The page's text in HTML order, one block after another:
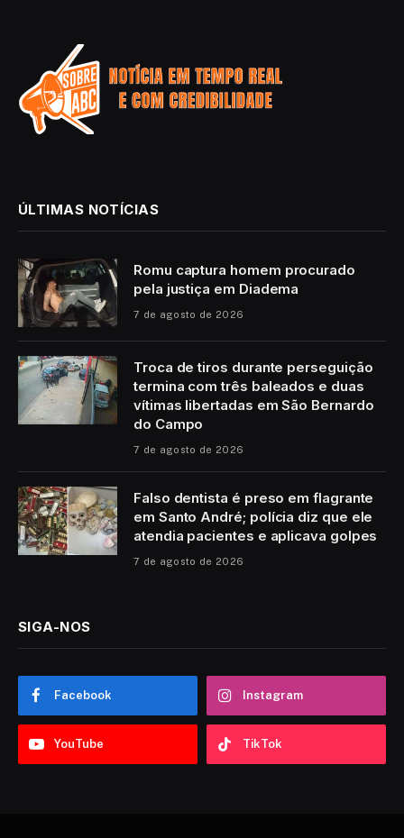
ÚLTIMAS NOTÍCIAS
Romu captura homem procurado
pela justiça em Diadema
7 de agosto de 2026
Troca de tiros durante perseguição
termina com três baleados e duas
vítimas libertadas em São Bernardo
do Campo
7 de agosto de 2026
Falso dentista é preso em flagrante
em Santo André; polícia diz que ele
atendia pacientes e aplicava golpes
7 de agosto de 2026
SIGA-NOS
Facebook Instagram
YouTube TikTok